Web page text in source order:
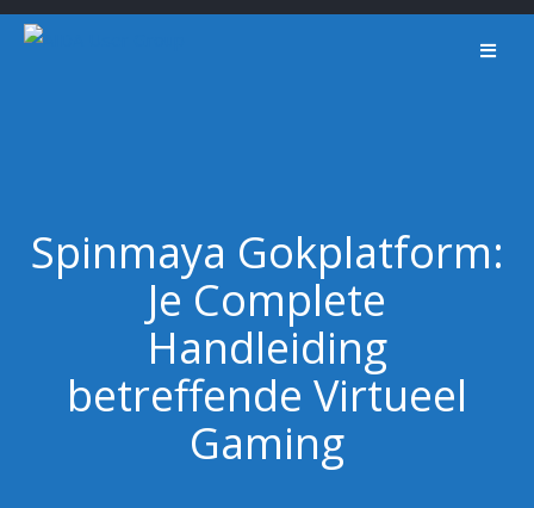
Skip
Spinmaya Gokplatform:
Je Complete
Handleiding
betreffende Virtueel
Gaming